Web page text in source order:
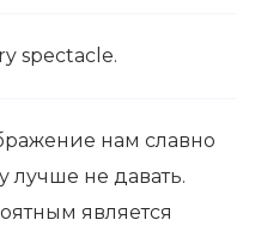
spectacle.
нам славно
лучше не давать.
является